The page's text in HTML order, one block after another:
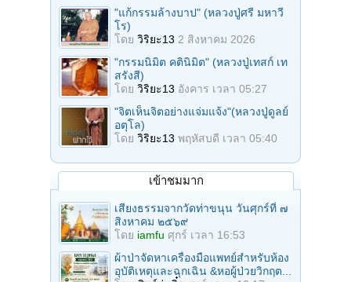
"แก้กรรมล้างบาป" (หลวงปู่ศรี มหาวี
โร)
โดย วิริยะ13 2 สิงหาคม 2026
"กรรมนิมิต คตินิมิต" (หลวงปู่เทสก์ เท
สรังสี)
โดย วิริยะ13 อังคาร เวลา 05:27
"จิตเห็นจิตอย่างแจ่มแจ้ง"(หลวงปู่ดูลย์
อตุโล)
โดย วิริยะ13 พฤหัสบดี เวลา 05:40
เข้าชมมาก
เสียงธรรมจากวัดท่าขนุน วันศุกร์ที่ ๗
สิงหาคม ๒๕๖๙
โดย iamfu ศุกร์ เวลา 16:53
ผ้าป่าจัดหาเครื่องมือแพทย์สำหรับห้อง
อุบัติเหตุและฉุกเฉิน &หอผู้ป่วยวิกฤต...